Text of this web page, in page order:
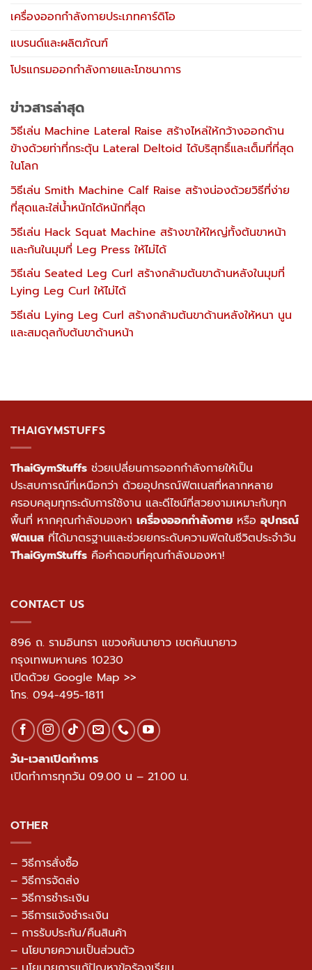
เครื่องออกกำลังกายประเภทคาร์ดิโอ
แบรนด์และผลิตภัณฑ์
โปรแกรมออกกำลังกายและโภชนาการ
ข่าวสารล่าสุด
วิธีเล่น Machine Lateral Raise สร้างไหล่ให้กว้างออกด้าน
ข้างด้วยท่าที่กระตุ้น Lateral Deltoid ได้บริสุทธิ์และเต็มที่ที่สุด
ในโลก
วิธีเล่น Smith Machine Calf Raise สร้างน่องด้วยวิธีที่ง่าย
ที่สุดและใส่น้ำหนักได้หนักที่สุด
วิธีเล่น Hack Squat Machine สร้างขาให้ใหญ่ทั้งต้นขาหน้า
และก้นในมุมที่ Leg Press ให้ไม่ได้
วิธีเล่น Seated Leg Curl สร้างกล้ามต้นขาด้านหลังในมุมที่
Lying Leg Curl ให้ไม่ได้
วิธีเล่น Lying Leg Curl สร้างกล้ามต้นขาด้านหลังให้หนา นูน
และสมดุลกับต้นขาด้านหน้า
THAIGYMSTUFFS
ThaiGymStuffs ช่วยเปลี่ยนการออกกำลังกายให้เป็น
ประสบการณ์ที่เหนือกว่า ด้วยอุปกรณ์ฟิตเนสที่หลากหลาย
ครอบคลุมทุกระดับการใช้งาน และดีไซน์ที่สวยงามเหมาะกับทุก
พื้นที่ หากคุณกำลังมองหา เครื่องออกกำลังกาย หรือ อุปกรณ์
ฟิตเนส ที่ได้มาตรฐานและช่วยยกระดับความฟิตในชีวิตประจำวัน
ThaiGymStuffs คือคำตอบที่คุณกำลังมองหา!
CONTACT US
896 ถ. รามอินทรา แขวงคันนายาว เขตคันนายาว
กรุงเทพมหานคร 10230
เปิดด้วย Google Map >>
โทร. 094-495-1811
วัน-เวลาเปิดทำการ
เปิดทำการทุกวัน 09.00 น – 21.00 น.
OTHER
– วิธีการสั่งซื้อ
– วิธีการจัดส่ง
– วิธีการชำระเงิน
– วิธีการแจ้งชำระเงิน
– การรับประกัน/คืนสินค้า
– นโยบายความเป็นส่วนตัว